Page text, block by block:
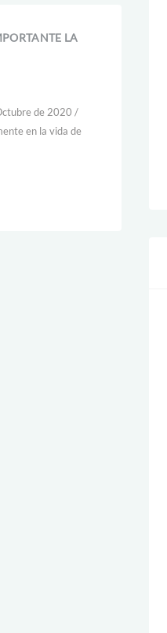
LA
de 2020 /
en la vida de